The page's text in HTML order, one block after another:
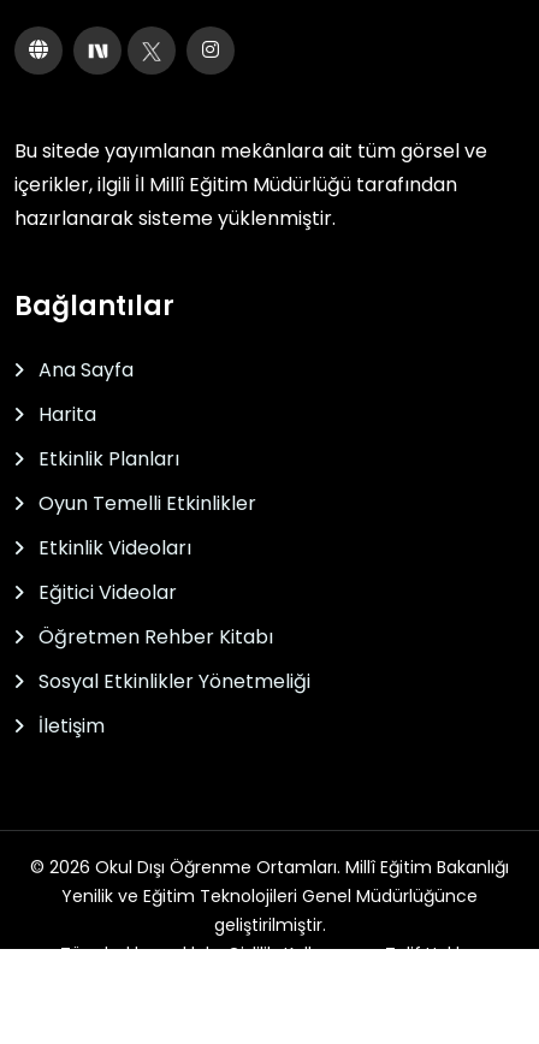
Bu sitede yayımlanan mekânlara ait tüm görsel ve
içerikler, ilgili İl Millî Eğitim Müdürlüğü tarafından
hazırlanarak sisteme yüklenmiştir.
Bağlantılar
Ana Sayfa
Harita
Etkinlik Planları
Oyun Temelli Etkinlikler
Etkinlik Videoları
Eğitici Videolar
Öğretmen Rehber Kitabı
Sosyal Etkinlikler Yönetmeliği
İletişim
© 2026 Okul Dışı Öğrenme Ortamları. Millî Eğitim Bakanlığı
Yenilik ve Eğitim Teknolojileri Genel Müdürlüğünce
geliştirilmiştir.
Tüm hakları saklıdır. Gizlilik, Kullanım ve Telif Hakları